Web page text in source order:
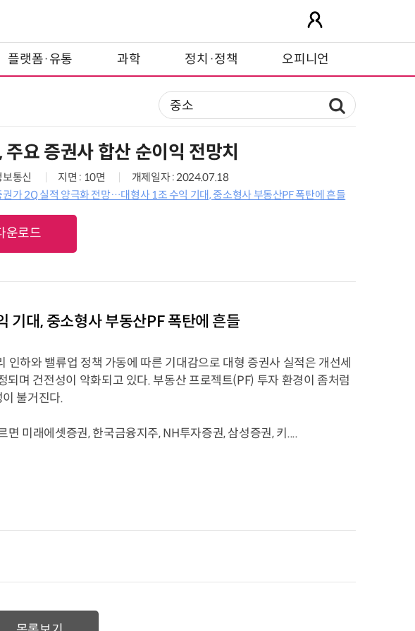
플랫폼·유통 과학 정치·정책 오피니언
주요 증권사 합산 순이익 전망치
보통신 지면 : 10면
개제일자 : 2024.07.18
권가 2Q 실적 양극화 전망…대형사 1조 수익 기대, 중소형사 부동산PF 폭탄에 흔들
운로드
대, 중소형사 부동산PF 폭탄에 흔들
하와 밸류업 정책 가동에 따른 기대감으로 대형 증권사 실적은 개선세
며 건전성이 악화되고 있다. 부동산 프로젝트(PF) 투자 환경이 좀처럼
불거진다.
면 미래에셋증권, 한국금융지주, NH투자증권, 삼성증권, 키....